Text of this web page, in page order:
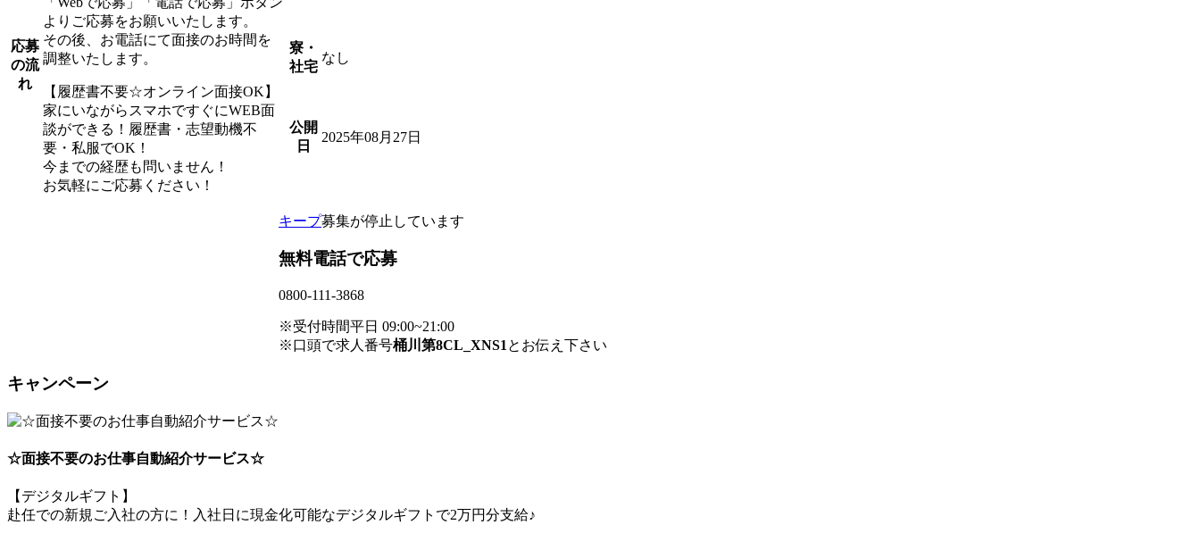
応募
の流
れ
よりご応募をお願いいたします。
その後、お電話にて面接のお時間を
調整いたします。
【履歴書不要☆オンライン面接OK】
家にいながらスマホですぐにWEB面
談ができる！履歴書・志望動機不
要・私服でOK！
今までの経歴も問いません！
お気軽にご応募ください！
寮・
社宅
なし
公開
日
2025年08月27日
キープ募集が停止しています
無料電話で応募
0800-111-3868
※受付時間平日 09:00~21:00
※口頭で求人番号桶川第8CL_XNS1 とお伝え下さい
キャンペーン
☆面接不要のお仕事自動紹介サービス☆
【デジタルギフト】
赴任での新規ご入社の方に！入社日に現金化可能なデジタルギフトで2万円分支給♪